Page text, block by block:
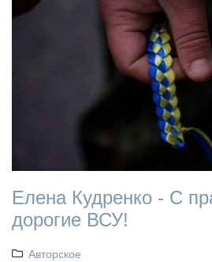
Елена Кудренко - С
дорогие ВСУ!
Авторское